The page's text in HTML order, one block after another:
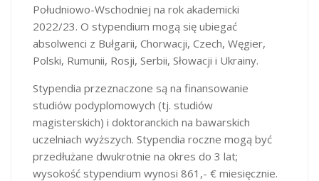
Południowo-Wschodniej na rok akademicki
2022/23. O stypendium mogą się ubiegać
absolwenci z Bułgarii, Chorwacji, Czech, Węgier,
Polski, Rumunii, Rosji, Serbii, Słowacji i Ukrainy.
Stypendia przeznaczone są na finansowanie
studiów podyplomowych (tj. studiów
magisterskich) i doktoranckich na bawarskich
uczelniach wyższych. Stypendia roczne mogą być
przedłużane dwukrotnie na okres do 3 lat;
wysokość stypendium wynosi 861,- € miesięcznie.